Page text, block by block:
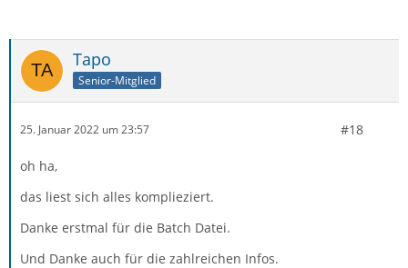
Tapo
Senior-Mitglied
25. Januar 2022 um 23:57 #18
oh ha,
das liest sich alles komplieziert.
Danke erstmal für die Batch Datei.
Und Danke auch für die zahlreichen Infos.